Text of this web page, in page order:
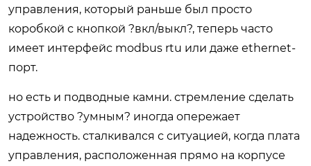
управления, который раньше был просто
коробкой с кнопкой ?вкл/выкл?, теперь часто
имеет интерфейс modbus rtu или даже ethernet-
порт.
но есть и подводные камни. стремление сделать
устройство ?умным? иногда опережает
надежность. сталкивался с ситуацией, когда плата
управления, расположенная прямо на корпусе